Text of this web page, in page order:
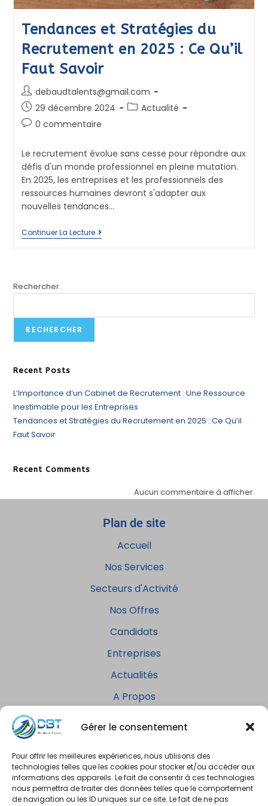
Gérer le consentement
Pour offrir les meilleures expériences, nous utilisons des
technologies telles que les cookies pour stocker et/ou accéder aux
informations des appareils. Le fait de consentir à ces technologies
nous permettra de traiter des données telles que le comportement
de navigation ou les ID uniques sur ce site. Le fait de ne pas
Tendances et Stratégies du
Recrutement en 2025 : Ce Qu’il
Faut Savoir
debaudtalents@gmail.com
29 décembre 2024
Actualité
0 commentaire
Le recrutement évolue sans cesse pour répondre aux
défis d'un monde professionnel en pleine mutation.
En 2025, les entreprises et les professionnels des
ressources humaines devront s'adapter aux
nouvelles tendances…
Continuer La Lecture
Rechercher
RECHERCHER
Recent Posts
L’Importance d’un Cabinet de Recrutement : Une Ressource
Inestimable pour les Entreprises
Tendances et Stratégies du Recrutement en 2025 : Ce Qu’il
Faut Savoir
Recent Comments
Aucun commentaire à afficher.
Plan de site
Accueil
Nos Services
Secteurs d'Activité
Nos Offres
Candidats
Entreprises
Actualités
A Propos